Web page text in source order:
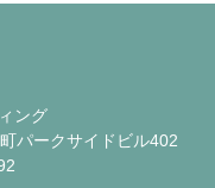
ング
パークサイドビル402